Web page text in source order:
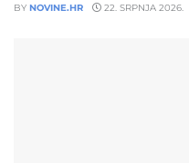
BY NOVINE.HR 22. SRPNJA 2026.